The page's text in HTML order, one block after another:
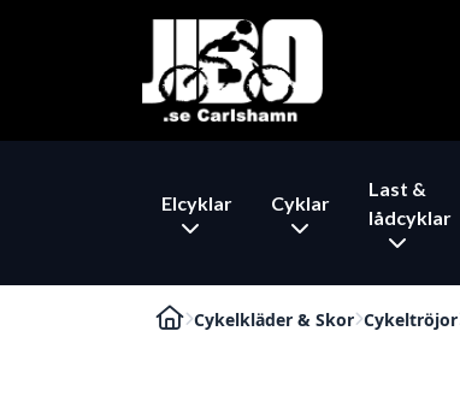
Elcyklar Cyklar
Last &
lådcyklar
Cykelkläder & Skor Cykeltröjor